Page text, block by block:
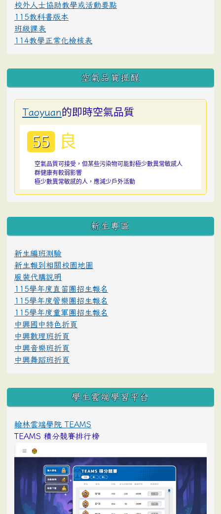
校外人士協助教學或活動要點
115教科書版本
班級課表
114教學正常化檢核表
空氣品質提醒
Taoyuan的即時空氣品質
55 良
空氣品質可接受，但某些污染物可能對極少數異常敏感人
群健康有較弱影響
極少數異常敏感的人，應減少戶外活動
:::
新生專區
新生編班測驗
新生報到相關校園地圖
服裝代購說明
115學年度直笛團招生報名
115學年度管樂團招生報名
115學年度童軍團招生報名
中興國中特色折頁
中興數理班折頁
中興音樂班折頁
中興舞蹈班折頁
學生雲端學習平台
翰林雲端學院 TEAMS
TEAMS 積分競賽排行榜